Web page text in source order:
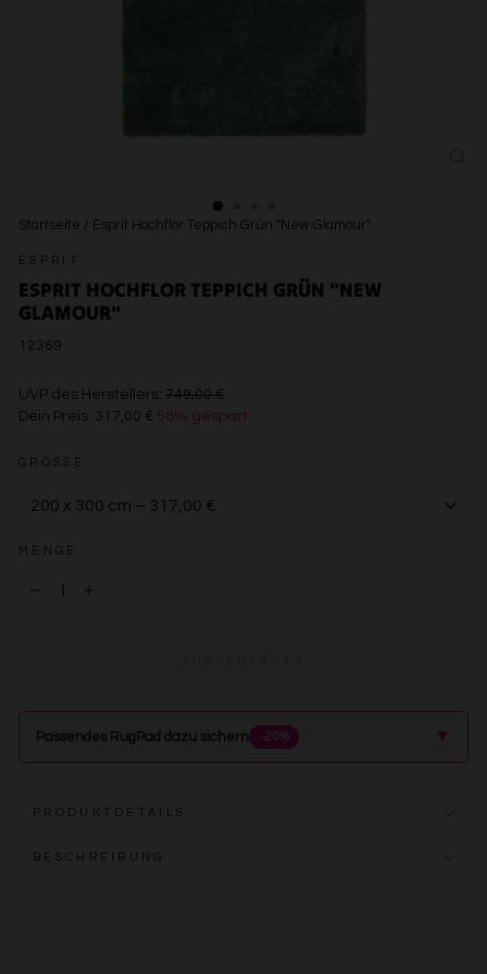
Startseite / Esprit Hochflor Teppich Grün "New Glamour"
ESPRIT
ESPRIT HOCHFLOR TEPPICH GRÜN "NEW
GLAMOUR"
12369
UVP des Herstellers: 749,00 €€749,00
Dein Preis: 317,00 € 58% gespart
GRÖSSE
MENGE
Passendes RugPad dazu sichern −20% ▲
PRODUKTDETAILS
BESCHREIBUNG